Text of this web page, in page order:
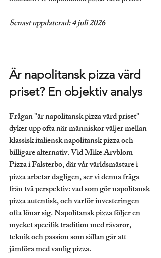
Senast uppdaterad: 4 juli 2026
Är napolitansk pizza värd
priset? En objektiv analys
Frågan "är napolitansk pizza värd priset"
dyker upp ofta när människor väljer mellan
klassisk italiensk napolitansk pizza och
billigare alternativ. Vid Mike Arvblom
Pizza i Falsterbo, där vår världsmästare i
pizza arbetar dagligen, ser vi denna fråga
från två perspektiv: vad som gör napolitansk
pizza autentisk, och varför investeringen
ofta lönar sig. Napolitansk pizza följer en
mycket specifik tradition med råvaror,
teknik och passion som sällan går att
jämföra med vanlig pizza.